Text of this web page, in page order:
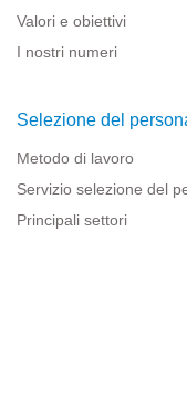
Valori e obiettivi
I nostri numeri
Selezione del
Metodo di lavoro
Servizio selezione del
Principali settori